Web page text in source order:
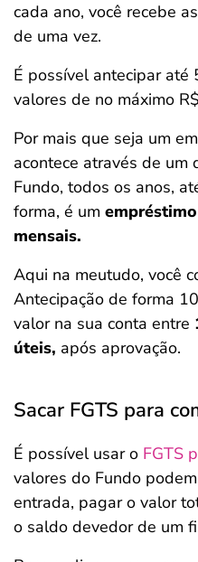
cada ano, você recebe
de uma vez.
É possível antecipar até
valores de no máximo
Por mais que seja um
acontece através de um
Fundo, todos os anos,
forma, é um
mensais.
Aqui na meutudo, você
Antecipação de forma
valor na sua conta entre
úteis, após aprovação.
Sacar FGTS para
É possível usar o FGTS
valores do Fundo
entrada, pagar o valor
o saldo devedor de um